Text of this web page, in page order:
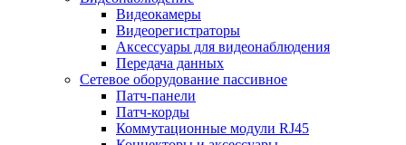
Видеокамеры
Видеорегистраторы
Аксессуары для видеонаблюдения
Передача данных
Сетевое оборудование пассивное
Патч-панели
Патч-корды
Коммутационные модули RJ45